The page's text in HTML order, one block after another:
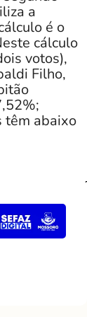
a
é o
cálculo
votos),
Filho,
têm abaixo